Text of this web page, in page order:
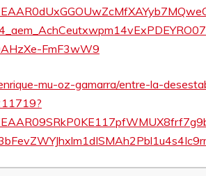
FmF3wW9
mu-oz-gamarra/entre-la-